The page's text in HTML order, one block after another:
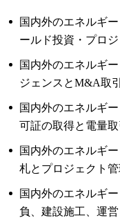
国内外のエネルギ
ールド投資・プロ
国内外のエネルギ
ジェンスとM&A取引
国内外のエネルギ
可証の取得と電量取
国内外のエネルギ
札とプロジェクト管
国内外のエネルギ
負、建設施工、運